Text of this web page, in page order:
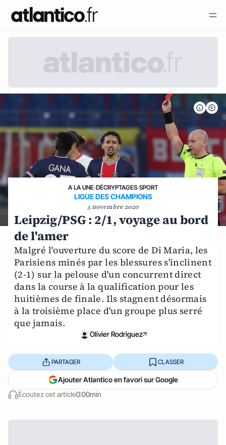
A LA UNE›DÉCRYPTAGES›SPORT
LIGUE DES CHAMPIONS
5 novembre 2020
Leipzig/PSG : 2/1, voyage au bord
de l'amer
Malgré l'ouverture du score de Di Maria, les
Parisiens minés par les blessures s'inclinent
(2-1) sur la pelouse d'un concurrent direct
dans la course à la qualification pour les
huitièmes de finale. Ils stagnent désormais
à la troisième place d'un groupe plus serré
que jamais.
Olivier Rodriguez
Écoutez cet article0:00min
PARTAGER CLASSER
Ajouter Atlantico en favori sur Google